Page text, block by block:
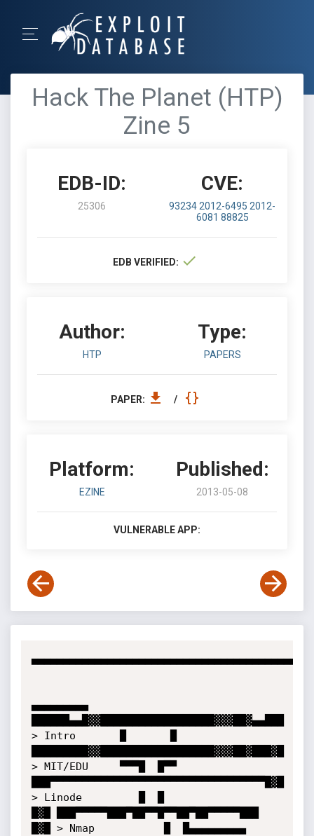
Hack The Planet (HTP)
Zine 5
EDB-ID:
25306
CVE:
93234 2012-6495 2012-
6081 88825
EDB VERIFIED:
Author:
HTP
Type:
PAPERS
PAPER: /
Platform:
EZINE
Published:
2013-05-08
VULNERABLE APP:
▄▄▄▄▄▄▄▄▄▄▄▄▄▄▄▄▄▄▄▄▄▄▄▄▄▄▄▄▄▄▄▄▄▄▄▄▄▄▄▄▄▄▄▄▄▄▄▄▄▄▄▄▄▄▄▄▄▄▄▄▄▄▄▄▄▄▄▄▄▄▄▄▄▄▄▄▄▄▄▄
                                                                                
                                                       ▄▄▄▄▄▄▄▄▄                
██████▄▄█▓▓██████████████████▓▓▓██▓▄▄███ > Intro       █       █                
█████████▓▓██████████████████▓▓▓██▓███▓█ > MIT/EDU     ▀▀▀█  █▀▀                
███▀▀▀▀▀▀▀▀▀▀▀▀▀▀▀▀▀▀▀▀▀▀▀▀▀▀▀▀▀▀▀▀▀▀█▓█ > Linode         █  █                  
█▓█ ███▀▀▀▀▀███▀██▀▀█▀▀██▀██▀▀▀▀▀███ █▓█ > Nmap           █  █▄▄▄▄▄▄▄▄▄         
███ ██ ▄▀ ▀▄ ██ █▓▓   ███ █ ▄▀ ▀▄ ▓▓ █▓█ > Sucuri         ▀▀▀▀█       █         
█▓█ ▓▓ ▀▄ ▄▀ ██ █▓▓   ███ █ ▀▄ ▄▀ ██ █▓█ > NIST NVD           █  █▀█  █         
█▓█ ███▄▄▄▄▄███▄██▄▄█▄▄██▄██▄▄▄▄▄███ ███ > Wireshark          █  █▄█  █         
█▓█ ________________________________ █▓█ > Art                █       █▄▄▄▄▄▄   
█▓█ HTP____________________MWTB_DLTR ███ > Zerodays           ▀▀▀▀▀▀▀█      █   
██████▀▀▀▀▀▀▀▀▀▀▀▀▀▀▀▀▀▀▀▀▀▀▀▀▀▀▀▀██████ > Outro                     █  █▀▀▀▀   
█▓▓██  █▀▀████████████████████▀▀█  ██▓▓█ > See reverse for           █  █▄▄▄▄   
████  ████████████████████▓▓██████  ████ > HTP4                      █      █   
                                                                     ▀▀▀▀▀▀▀▀   
                                                                                
▄▄▄▄▄▄▄▄▄▄▄▄▄▄▄▄▄▄▄▄▄▄▄▄▄▄▄▄▄▄▄▄▄▄▄▄▄▄▄▄▄▄▄▄▄▄▄▄▄▄▄▄▄▄▄▄▄▄▄▄▄▄▄▄▄▄▄▄▄▄▄▄▄▄▄▄▄▄▄▄

                                                                                
                            █████████████▒████████                              
                        ▓▒██████▒░█░███░░ ▒███████████▒                         
                     ███████████   ▓█████████████████████▒                      
                  ▓████  ▒█████████▒▒░███████████████████████▒                  
              ░▒███████░████████▒██     ▒██████████████████████░                
             ▓███████████████▒██  ░█     ░████████████████████████░             
            ████████████████████▒  ███▒█████████████████████████████            
          ░████████▒██████████████████     ▒█████████████████████████▒          
         ███████████▒████████████     ▒     ███████████████████████████▒        
       ▒██████████▒ ░████████████     ▒██▓  ░▒██████████████████████████▒       
       █████████  ▒███▒   ███████░    ███████████████████████████████████       
      █████████░██████    █████▒██▓ ▓███████▒▒████████████████████████████      
    ▒██████████████████   ████▒▓▒█▒   █████████████████████████████████████     
   ░████████████████████░▓█░    ░█     ░▓███████████████████████████████████    
   ███████████████████▓   ░       █       ░██████████████████████████████████   
  ████████████████████            █▒   ██░▒███████████████████████████████████  
 ▒███████████████████     ▒     ▒▓███▒▓    ███████████████████████████████████  
░██████████████████       █▓▓▓▓█░  █        ████████████░     ░████████████████ 
██████████████████      ▓███       █░       █████████████▓██████████████████  █ 
██████████████████   ░░  ▓█         ▒        ███████████████████████████████  ▓ 
██████████████████░ ▓     █░        █        ███████████████████████████████░   
██████████████████        ██       ▒███      ████████████████████████████████▒█ 
███████████████▒██         █     ░▒▒██      ░▒████████████████████████████ █    
███████████████▒▒▒         ███               ████████████████████████████▒ █░   
█░ ▓▓██████   ░ ▓█      ████▒         █      ████████████████████████████  █▓   
     ██████▒    ▒█     ▒   █▓         █      ▓████████████████████████████ ▒█▒  
▓  ▒▒█▓█▓████   ▒▒██▒                 ██  ▒▒▒░█████████████████████████████▓██  
███▓   █░  ▒██████░         ░       ░▓███▒      ██████████████████████████████░ 
██     █▓   ░████▒▒         ██  ▒  ░▒▒▓█▒        █████████████████████████████  
░      ▓█▓    ██████▓▒      ███        ██         ██▓█▒▓░  ░██████████████████  
▒░     ░███   ████████████▒▒ ▓▓        ▓█░        █         ██████████████████  
█▒    ▒██▒   ██████████████   ░         █▒      ▒▒█▒▓   ▒▒▒░██████████████████  
██   ██ ▒▓  ███████████████████         ██▒ ▒███▒▓██▓       █    ░████████████  
██▓█     █  ███████████████████▒       ███▓       ▓█        █▓    ████████████▓ 
███       ██████████████████████░▒▒█▒   ▒█         █▒       ██     ██████████▓  
█▒█       ████████████████████████       ░░        █▒       ▒      ▓██████████  
▒▒█       ███████████████████████         █        █        ▒      ▒▒█████████▓ 
█▒       ▒███████████████████████▒        █        ██      ██▒     ██  ░███▒ ██ 
██ █   ▒░  ▓███████████████████ ██       ███▒ ▒   ░██      █▒▒    ▒████░░██  ██ 
 █▓███▒     ██▓▒█████████████░   ██ ▓█░░░░██░      █▒      ▒      ░█░   ▓█░░██░ 
  ████▒       █ ▓███████████    ▓███░      █       ▓█      ▒            ▒▓ ███  
  █████       ███  ████████░  ▒█░ ██       █       ██     ▒▓      ▒    ███ ██   
   █▓██▓      ██▒   ▒███████▓      █▒      ▓▓     ░███    ██▒▒▒ ▒█░  ███████▒   
    ▒█░▒     ░ ░█░   ███████▒       ░▓     ▒█████▒███▓░  ▒███▒████░